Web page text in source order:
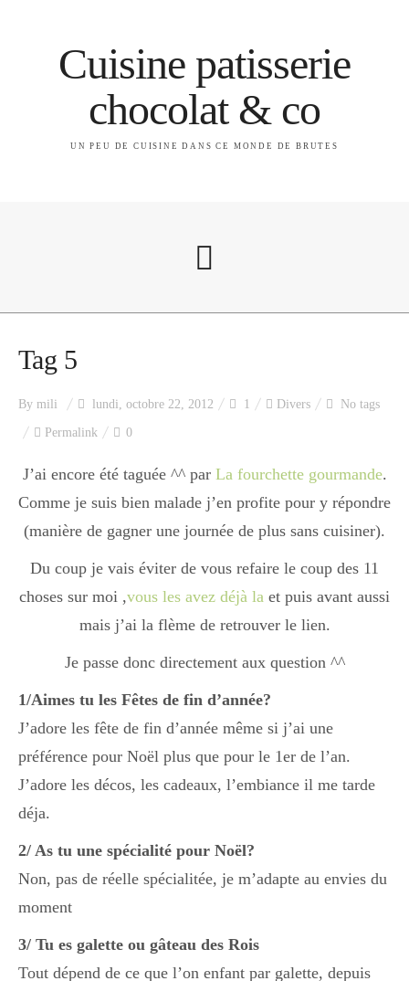
Cuisine patisserie
chocolat & co
UN PEU DE CUISINE DANS CE MONDE DE BRUTES
Index des recettes
Catégories
Apéro
Entrée
plats
Dessert
Boisson chaudes
Tag 5
By mili lundi, octobre 22, 2012 1 Divers No tags
Permalink 0
J’ai encore été taguée ^^ par La fourchette gourmande.
Comme je suis bien malade j’en profite pour y répondre
(manière de gagner une journée de plus sans cuisiner).
Du coup je vais éviter de vous refaire le coup des 11
choses sur moi ,vous les avez déjà la et puis avant aussi
mais j’ai la flème de retrouver le lien.
Je passe donc directement aux question ^^
1/Aimes tu les Fêtes de fin d’année?
J’adore les fête de fin d’année même si j’ai une
préférence pour Noël plus que pour le 1er de l’an.
J’adore les décos, les cadeaux, l’embiance il me tarde
déja.
2/ As tu une spécialité pour Noël?
Non, pas de réelle spécialitée, je m’adapte au envies du
moment
3/ Tu es galette ou gâteau des Rois
Tout dépend de ce que l’on enfant par galette, depuis